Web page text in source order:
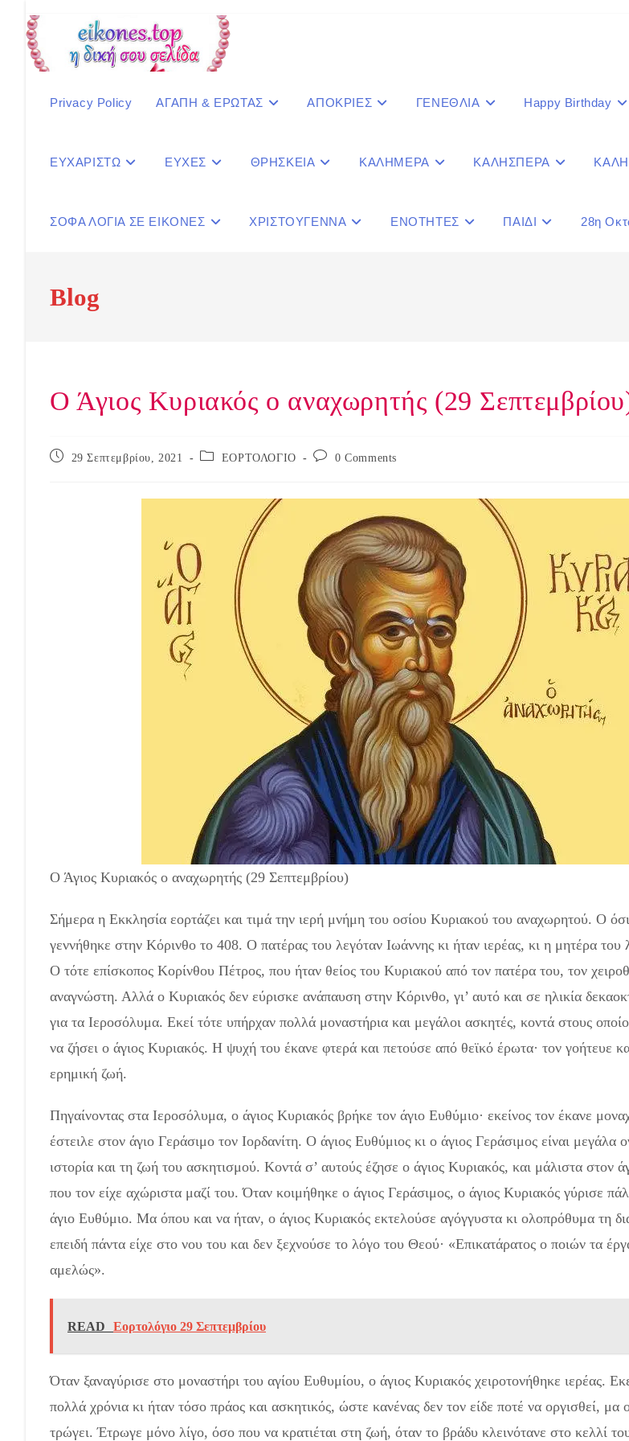
content
Privacy Policy ΑΓΑΠΗ & ΕΡΩΤΑΣ ΑΠΟΚΡΙΕΣ ΓΕΝΕΘΛΙΑ Happy Birthday
ΕΥΧΑΡΙΣΤΩ ΕΥΧΕΣ ΘΡΗΣΚΕΙΑ ΚΑΛΗΜΕΡΑ ΚΑΛΗΣΠΕΡΑ
ΣΟΦΑ ΛΟΓΙΑ ΣΕ ΕΙΚΟΝΕΣ ΧΡΙΣΤΟΥΓΕΝΝΑ ΕΝΟΤΗΤΕΣ ΠΑΙΔΙ 28η
Blog
Ο Άγιος Κυριακός ο αναχωρητής (29
Post
29 Σεπτεμβρίου, 2021
Post ΕΟΡΤΟΛΟΓΙΟ
Post 0 Comments
Ο Άγιος Κυριακός ο αναχωρητής (29 Σεπτεμβρίου)
Σήμερα η Εκκλησία εορτάζει και τιμά την ιερή μνήμη του οσίου Κυριακού του αναχωρητού. Ο
γεννήθηκε στην Κόρινθο το 408. Ο πατέρας του λεγόταν Ιωάννης κι ήταν ιερέας, κι η μητέρα του
Ο τότε επίσκοπος Κορίνθου Πέτρος, που ήταν θείος του Κυριακού από τον πατέρα του, τον
αναγνώστη. Αλλά ο Κυριακός δεν εύρισκε ανάπαυση στην Κόρινθο, γι’ αυτό και σε ηλικία
για τα Ιεροσόλυμα. Εκεί τότε υπήρχαν πολλά μοναστήρια και μεγάλοι ασκητές, κοντά στους
να ζήσει ο άγιος Κυριακός. Η ψυ­χή του έκανε φτερά και πετούσε από θεϊκό έρωτα· τον γοήτευε
ερημική ζωή.
Πηγαίνοντας στα Ιεροσόλυμα, ο άγιος Κυριακός βρήκε τον άγιο Ευθύμιο· εκείνος τον έκανε
έστειλε στον άγιο Γεράσιμο τον Ιορδανίτη. Ο άγιος Ευθύμιος κι ο άγιος Γεράσιμος είναι μεγάλα
ιστορία και τη ζωή του ασκητισμού. Κοντά σ’ αυτούς έζησε ο άγιος Κυριακός, και μάλιστα στον
που τον είχε αχώριστα μαζί του. Όταν κοιμήθηκε ο άγιος Γεράσιμος, ο άγιος Κυριακός γύρισε
άγιο Ευθύμιο. Μα όπου και να ήταν, ο άγιος Κυριακός εκτελούσε αγόγγυστα κι ολοπρόθυμα τη
επειδή πάντα είχε στο νου του και δεν ξεχνούσε το λόγο του Θεού· «Επικατάρατος ο ποιών τα
αμελώς».
READ Εορτολόγιο 29 Σεπτεμβρίου
Όταν ξαναγύρισε στο μοναστήρι του αγίου Ευθυ­μίου, ο άγιος Κυριακός χειροτονήθηκε ιερέας.
πολλά χρόνια κι ήταν τόσο πράος και ασκητι­κός, ώστε κανένας δεν τον είδε ποτέ να οργισθεί, μα
τρώγει. Έτρωγε μόνο λίγο, όσο που να κρα­τιέται στη ζωή, όταν το βράδυ κλεινότανε στο κελλί